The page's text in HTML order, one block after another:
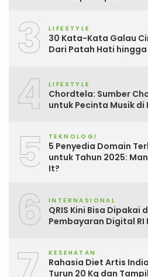
3 LIFESTYLE
30 Kata-Kata Galau
Dari Patah Hati
4 LIFESTYLE
Chordtela: Sumber
untuk Pecinta Musik di
5 TEKNOLOGI
5 Penyedia Domain
untuk Tahun 2025:
It?
6 INTERNASIONAL
QRIS Kini Bisa Dipakai
Pembayaran Digital RI
KESEHATAN
Rahasia Diet Artis
Turun 20 Kg dan